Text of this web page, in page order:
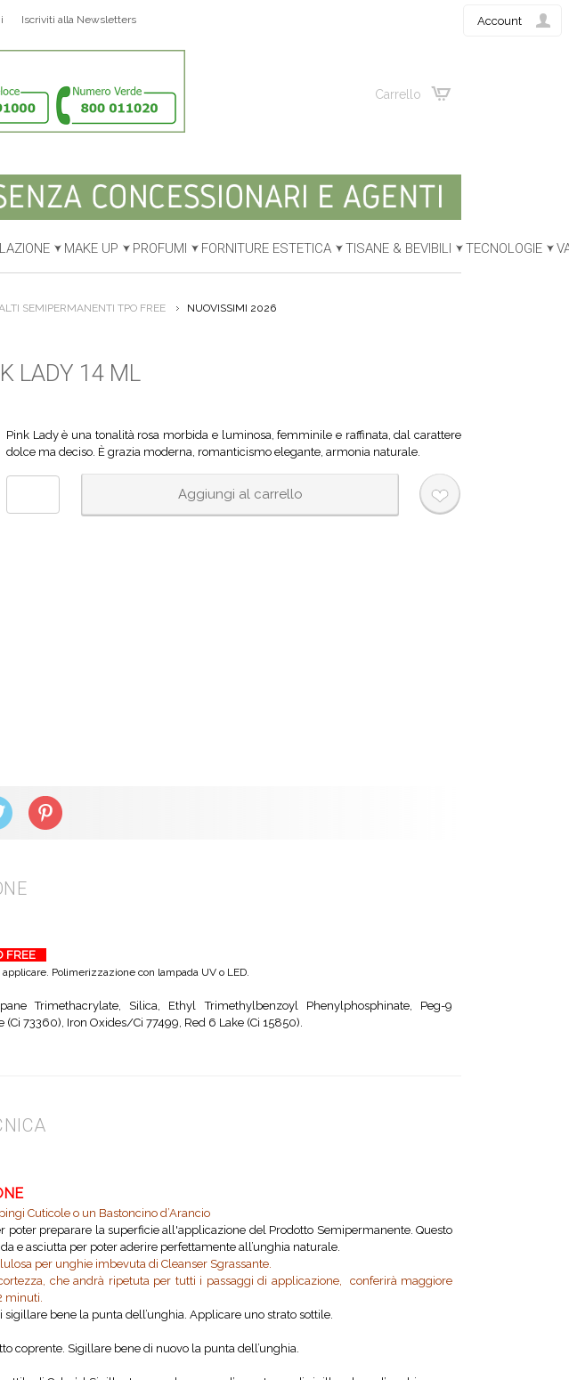
Carrello
Account
Iscriviti alla Newsletters
MAKE UP PROFUMI FORNITURE ESTETICA TISANE & BEVIBILI TECNOLOGIE
SEMIPERMANENTI TPO FREE NUOVISSIMI 2026
LADY 14 ML
Pink Lady è una tonalità rosa morbida e luminosa, femminile e raffinata, dal carattere
dolce ma deciso. È grazia moderna, romanticismo elegante, armonia naturale.
Pinterest
FREE
Polimerizzazione con lampada UV o LED.
Trimethacrylate, Silica, Ethyl Trimethylbenzoyl Phenylphosphinate, Peg-9
73360), Iron Oxides/Ci 77499, Red 6 Lake (Ci 15850).
Cuticole o un Bastoncino d’Arancio
preparare la superficie all'applicazione del Prodotto Semipermanente. Questo
e asciutta per poter aderire perfettamente all’unghia naturale.
per unghie imbevuta di Cleanser Sgrassante.
che andrà ripetuta per tutti i passaggi di applicazione, conferirà maggiore
minuti.
bene la punta dell’unghia. Applicare uno strato sottile.
coprente. Sigillare bene di nuovo la punta dell’unghia.